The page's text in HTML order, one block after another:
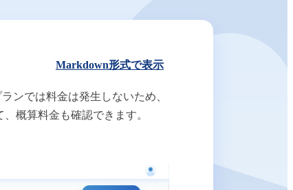
Android SDK
Python SDK β版
Room API ／
Channel API
Unity SDK Python SDK β版
AI Noise Canceller
Python SDK β版
Markdown形式で表示
ンでは料金は発生しないため、
概算料金も確認できます。